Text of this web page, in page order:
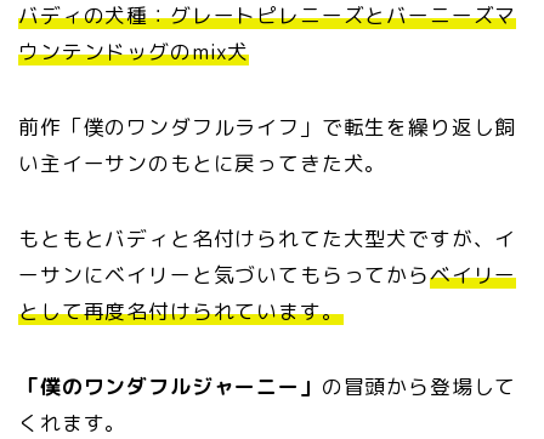
バディの犬種：グレートピレニーズとバーニーズマ
ウンテンドッグのmix犬
前作「僕のワンダフルライフ」で転生を繰り返し飼
い主イーサンのもとに戻ってきた犬。
もともとバディと名付けられてた大型犬ですが、イ
ーサンにベイリーと気づいてもらってからベイリー
として再度名付けられています。
「僕のワンダフルジャーニー」 の冒頭から登場して
くれます。